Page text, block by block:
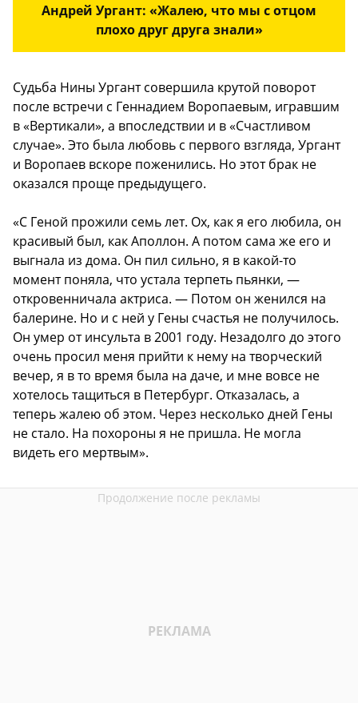
Андрей Ургант: «Жалею, что мы с отцом
плохо друг друга знали»
Судьба Нины Ургант совершила крутой поворот
после встречи с Геннадием Воропаевым, игравшим
в «Вертикали», а впоследствии и в «Счастливом
случае». Это была любовь с первого взгляда, Ургант
и Воропаев вскоре поженились. Но этот брак не
оказался проще предыдущего.
«С Геной прожили семь лет. Ох, как я его любила, он
красивый был, как Аполлон. А потом сама же его и
выгнала из дома. Он пил сильно, я в какой-то
момент поняла, что устала терпеть пьянки, —
откровенничала актриса. — Потом он женился на
балерине. Но и с ней у Гены счастья не получилось.
Он умер от инсульта в 2001 году. Незадолго до этого
очень просил меня прийти к нему на творческий
вечер, я в то время была на даче, и мне вовсе не
хотелось тащиться в Петербург. Отказалась, а
теперь жалею об этом. Через несколько дней Гены
не стало. На похороны я не пришла. Не могла
видеть его мертвым».